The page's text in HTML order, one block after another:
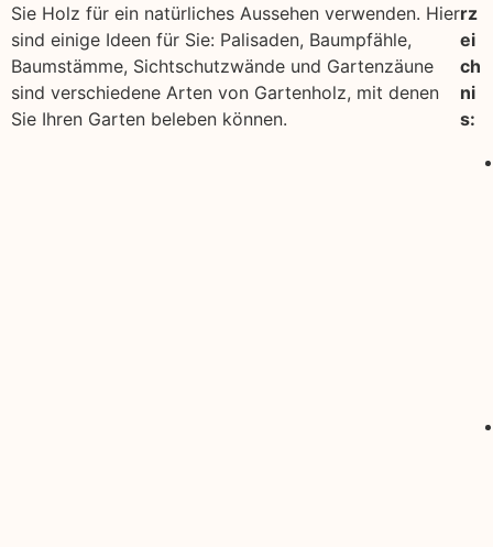
Sie Holz für ein natürliches Aussehen verwenden. Hier
sind einige Ideen für Sie: Palisaden, Baumpfähle,
Baumstämme, Sichtschutzwände und Gartenzäune
sind verschiedene Arten von Gartenholz, mit denen
Sie Ihren Garten beleben können.
rz
ei
ch
ni
s: